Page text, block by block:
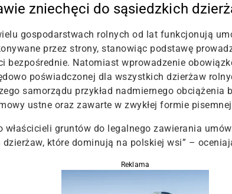
zniechęci do sąsiedzkich
gospodarstwach rolnych od lat funkcjonują
przez strony, stanowiąc podstawę
bezpośrednie. Natomiast wprowadzenie
poświadczonej dla wszystkich dzierżaw
samorządu przykład nadmiernego obciążenia
ustne oraz zawarte w zwykłej formie
właścicieli gruntów do legalnego zawierania
które dominują na polskiej wsi” –
Reklama